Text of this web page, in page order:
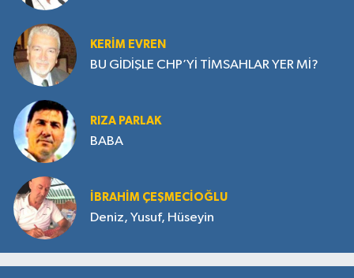
KERIM EVREN
BU GİDİŞLE CHP’Yİ TİMSAHLAR YER Mİ?
RIZA PARLAK
BABA
İBRAHIM ÇEŞMECİOĞLU
Deniz, Yusuf, Hüseyin